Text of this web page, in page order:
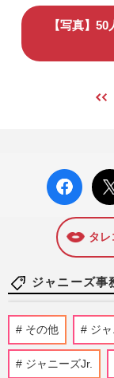
【写真】
facebo
ok い
X
ト
タレ
ジャニーズ事
その他 ジ
ジャニーズJr.